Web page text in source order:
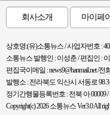
회사소개 마이페
상호명:(유)소통뉴스 / 사업자번호 :
소통뉴스 발행인 : 이성춘 / 편집인 :
편집국이메일 : news9@hanmail.net /전
발행소 : 전라북도 익산시 서동로 98
정기간행물등록번호 : 전북 아 00009 /
Copyright(c) 2026 소통뉴스 Ver3.0 All